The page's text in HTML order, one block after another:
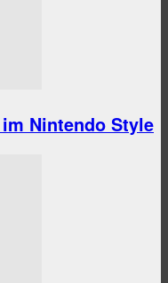
Nintendo Style